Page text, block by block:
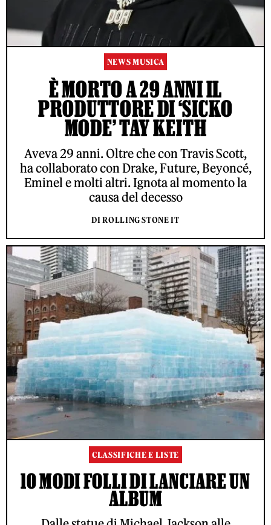
NEWS MUSICA
È MORTO A 29 ANNI IL
PRODUTTORE DI ‘SICKO
MODE’ TAY KEITH
Aveva 29 anni. Oltre che con Travis Scott,
ha collaborato con Drake, Future, Beyoncé,
Eminel e molti altri. Ignota al momento la
causa del decesso
DI ROLLING STONE IT
CLASSIFICHE E LISTE
10 MODI FOLLI DI LANCIARE UN
ALBUM